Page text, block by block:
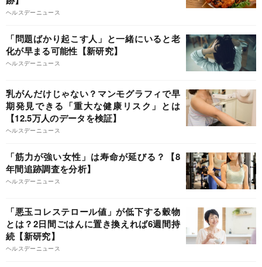
ヘルスデーニュース
「問題ばかり起こす人」と一緒にいると老
化が早まる可能性【新研究】
ヘルスデーニュース
乳がんだけじゃない？マンモグラフィで早
期発見できる「重大な健康リスク」とは
【12.5万人のデータを検証】
ヘルスデーニュース
「筋力が強い女性」は寿命が延びる？【8
年間追跡調査を分析】
ヘルスデーニュース
「悪玉コレステロール値」が低下する穀物
とは？2日間ごはんに置き換えれば6週間持
続【新研究】
ヘルスデーニュース